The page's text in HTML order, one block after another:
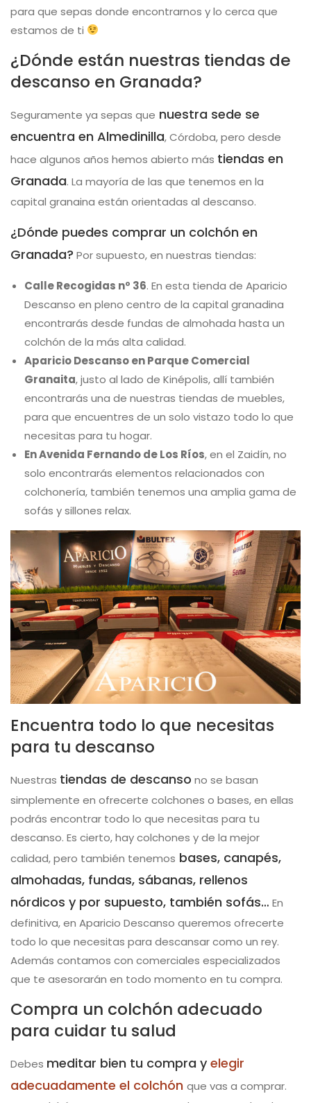
para que sepas donde encontrarnos y lo cerca que
estamos de ti
¿Dónde están nuestras tiendas de
descanso en Granada?
Seguramente ya sepas que nuestra sede se
encuentra en Almedinilla, Córdoba, pero desde
hace algunos años hemos abierto más tiendas en
Granada. La mayoría de las que tenemos en la
capital granaina están orientadas al descanso.
¿Dónde puedes comprar un colchón en
Granada? Por supuesto, en nuestras tiendas:
Calle Recogidas nº 36. En esta tienda de Aparicio
Descanso en pleno centro de la capital granadina
encontrarás desde fundas de almohada hasta un
colchón de la más alta calidad.
Aparicio Descanso en Parque Comercial
Granaita, justo al lado de Kinépolis, allí también
encontrarás una de nuestras tiendas de muebles,
para que encuentres de un solo vistazo todo lo que
necesitas para tu hogar.
En Avenida Fernando de Los Ríos, en el Zaidín, no
solo encontrarás elementos relacionados con
colchonería, también tenemos una amplia gama de
sofás y sillones relax.
Encuentra todo lo que necesitas
para tu descanso
Nuestras tiendas de descanso no se basan
simplemente en ofrecerte colchones o bases, en ellas
podrás encontrar todo lo que necesitas para tu
descanso. Es cierto, hay colchones y de la mejor
calidad, pero también tenemos bases, canapés,
almohadas, fundas, sábanas, rellenos
nórdicos y por supuesto, también sofás… En
definitiva, en Aparicio Descanso queremos ofrecerte
todo lo que necesitas para descansar como un rey.
Además contamos con comerciales especializados
que te asesorarán en todo momento en tu compra.
Compra un colchón adecuado
para cuidar tu salud
Debes meditar bien tu compra y elegir
adecuadamente el colchón que vas a comprar.